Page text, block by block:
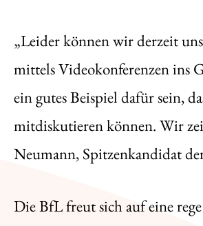
„Leider können wir derzeit
mittels Videokonferenzen ins
ein gutes Beispiel dafür sein,
mitdiskutieren können. Wir
Neumann, Spitzenkandidat
Die BfL freut sich auf eine